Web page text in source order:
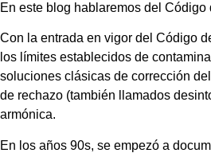
En este blog hablaremos del
Con la entrada en vigor del Código
los límites establecidos de
soluciones clásicas de corrección
de rechazo (también llamados
armónica.
En los años 90s, se empezó a